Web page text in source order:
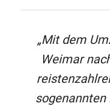
„Mit dem
Weimar
sogenannten